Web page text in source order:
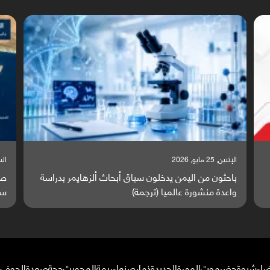
السبت, 23 مايو, 2026
صراع دولي يتصاعد قرب اليمن والبحر الأحمر يتحول إلى
ساحة مواجهة عالمية (ترجمة)